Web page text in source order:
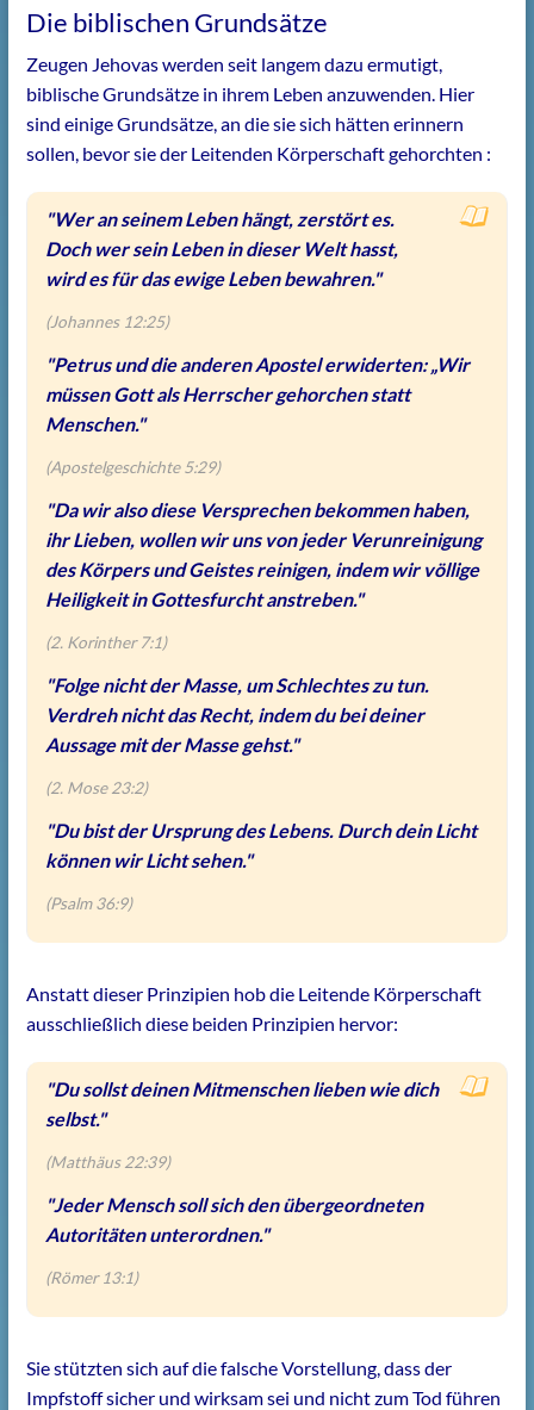
Die biblischen Grundsätze
Zeugen Jehovas werden seit langem dazu ermutigt,
biblische Grundsätze in ihrem Leben anzuwenden. Hier
sind einige Grundsätze, an die sie sich hätten erinnern
sollen, bevor sie der Leitenden Körperschaft gehorchten :
"Wer an seinem Leben hängt, zerstört es.
Doch wer sein Leben in dieser Welt hasst,
wird es für das ewige Leben bewahren."
(Johannes 12:25)
"Petrus und die anderen Apostel erwiderten: „Wir
müssen Gott als Herrscher gehorchen statt
Menschen."
(Apostelgeschichte 5:29)
"Da wir also diese Versprechen bekommen haben,
ihr Lieben, wollen wir uns von jeder Verunreinigung
des Körpers und Geistes reinigen, indem wir völlige
Heiligkeit in Gottesfurcht anstreben."
(2. Korinther 7:1)
"Folge nicht der Masse, um Schlechtes zu tun.
Verdreh nicht das Recht, indem du bei deiner
Aussage mit der Masse gehst."
(2. Mose 23:2)
"Du bist der Ursprung des Lebens. Durch dein Licht
können wir Licht sehen."
(Psalm 36:9)
Anstatt dieser Prinzipien hob die Leitende Körperschaft
ausschließlich diese beiden Prinzipien hervor:
"Du sollst deinen Mitmenschen lieben wie dich
selbst."
(Matthäus 22:39)
"Jeder Mensch soll sich den übergeordneten
Autoritäten unterordnen."
(Römer 13:1)
Sie stützten sich auf die falsche Vorstellung, dass der
Impfstoff sicher und wirksam sei und nicht zum Tod führen